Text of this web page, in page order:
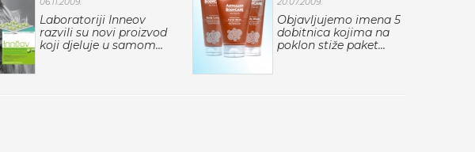
Laboratoriji Inneov
razvili su novi proizvod
koji djeluje u samom...
Objavljujemo imena 5
dobitnica kojima na
poklon stiže paket...